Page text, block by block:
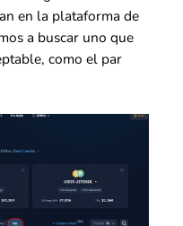
en la plataforma de
a buscar uno que
como el par